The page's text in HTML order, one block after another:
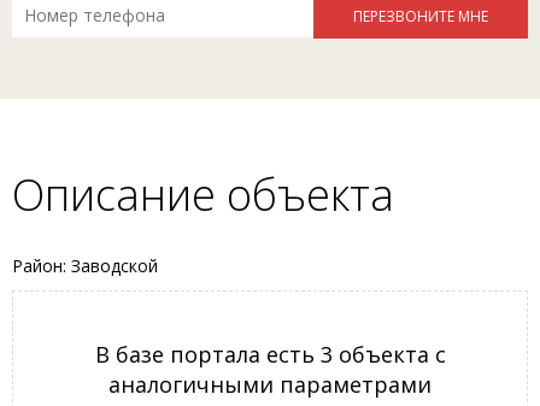
Описание объекта
Район: Заводской
В базе портала есть 3 объекта с
аналогичными параметрами